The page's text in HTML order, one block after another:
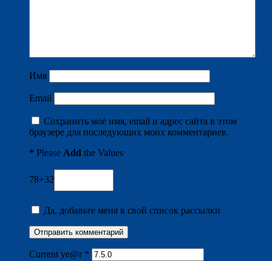
Имя
Email
Сохранить моё имя, email и адрес сайта в этом
браузере для последующих моих комментариев.
* Please Add the Values
78+32
Да, добавьте меня в свой список рассылки
Current ye@r *